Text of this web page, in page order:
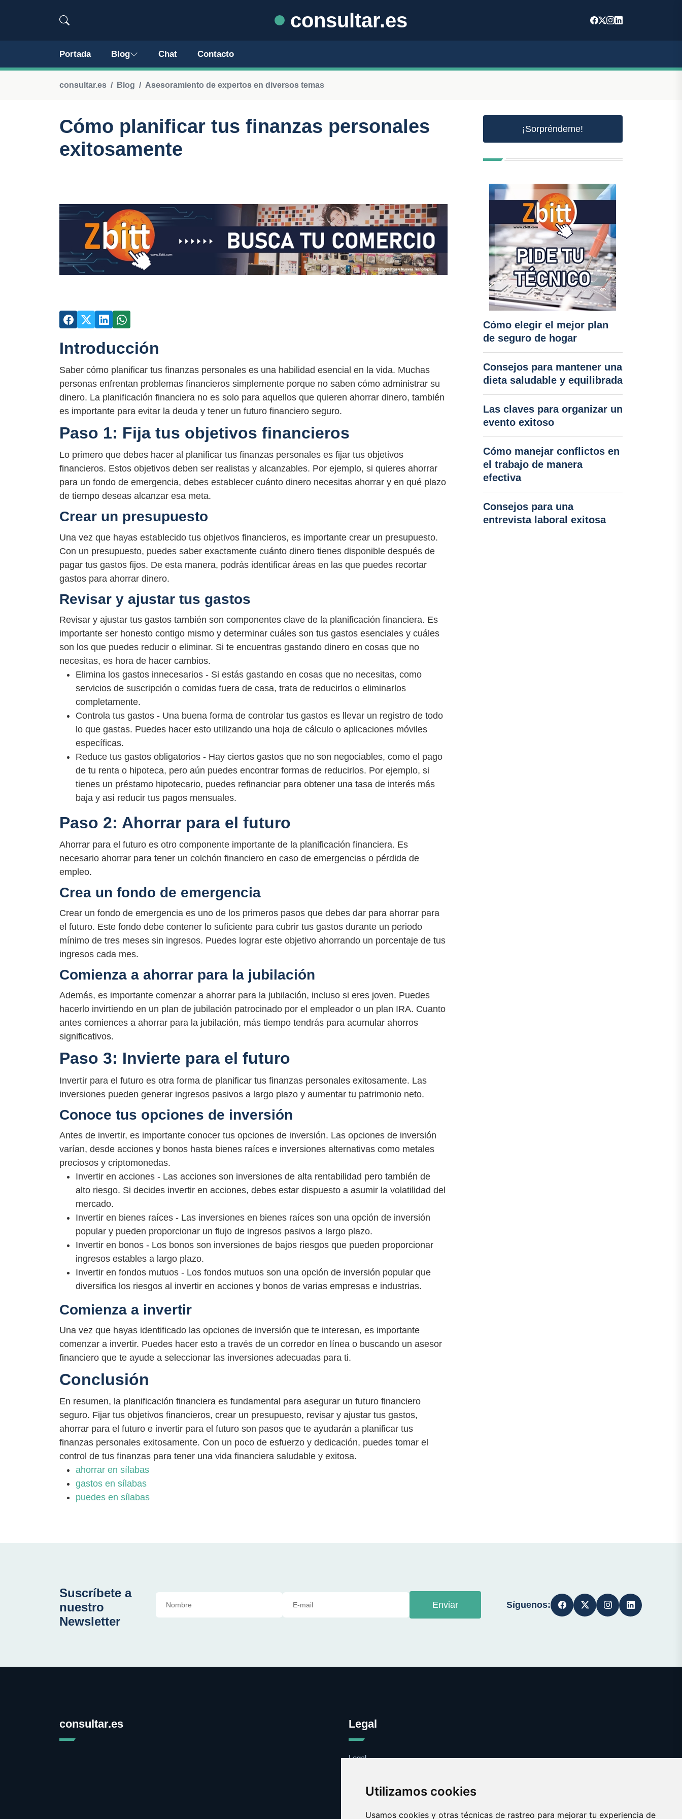
Utilizamos cookies
Usamos cookies y otras técnicas de rastreo para mejorar tu experiencia de
consultar.es
Portada Blog Chat Contacto
consultar.es Blog Asesoramiento de expertos en diversos temas
Cómo planificar tus finanzas personales
exitosamente
Introducción
Saber cómo planificar tus finanzas personales es una habilidad esencial en la vida. Muchas
personas enfrentan problemas financieros simplemente porque no saben cómo administrar su
dinero. La planificación financiera no es solo para aquellos que quieren ahorrar dinero, también
es importante para evitar la deuda y tener un futuro financiero seguro.
Paso 1: Fija tus objetivos financieros
Lo primero que debes hacer al planificar tus finanzas personales es fijar tus objetivos
financieros. Estos objetivos deben ser realistas y alcanzables. Por ejemplo, si quieres ahorrar
para un fondo de emergencia, debes establecer cuánto dinero necesitas ahorrar y en qué plazo
de tiempo deseas alcanzar esa meta.
Crear un presupuesto
Una vez que hayas establecido tus objetivos financieros, es importante crear un presupuesto.
Con un presupuesto, puedes saber exactamente cuánto dinero tienes disponible después de
pagar tus gastos fijos. De esta manera, podrás identificar áreas en las que puedes recortar
gastos para ahorrar dinero.
Revisar y ajustar tus gastos
Revisar y ajustar tus gastos también son componentes clave de la planificación financiera. Es
importante ser honesto contigo mismo y determinar cuáles son tus gastos esenciales y cuáles
son los que puedes reducir o eliminar. Si te encuentras gastando dinero en cosas que no
necesitas, es hora de hacer cambios.
Elimina los gastos innecesarios - Si estás gastando en cosas que no necesitas, como
servicios de suscripción o comidas fuera de casa, trata de reducirlos o eliminarlos
completamente.
Controla tus gastos - Una buena forma de controlar tus gastos es llevar un registro de todo
lo que gastas. Puedes hacer esto utilizando una hoja de cálculo o aplicaciones móviles
específicas.
Reduce tus gastos obligatorios - Hay ciertos gastos que no son negociables, como el pago
de tu renta o hipoteca, pero aún puedes encontrar formas de reducirlos. Por ejemplo, si
tienes un préstamo hipotecario, puedes refinanciar para obtener una tasa de interés más
baja y así reducir tus pagos mensuales.
Paso 2: Ahorrar para el futuro
Ahorrar para el futuro es otro componente importante de la planificación financiera. Es
necesario ahorrar para tener un colchón financiero en caso de emergencias o pérdida de
empleo.
Crea un fondo de emergencia
Crear un fondo de emergencia es uno de los primeros pasos que debes dar para ahorrar para
el futuro. Este fondo debe contener lo suficiente para cubrir tus gastos durante un periodo
mínimo de tres meses sin ingresos. Puedes lograr este objetivo ahorrando un porcentaje de tus
ingresos cada mes.
Comienza a ahorrar para la jubilación
Además, es importante comenzar a ahorrar para la jubilación, incluso si eres joven. Puedes
hacerlo invirtiendo en un plan de jubilación patrocinado por el empleador o un plan IRA. Cuanto
antes comiences a ahorrar para la jubilación, más tiempo tendrás para acumular ahorros
significativos.
Paso 3: Invierte para el futuro
Invertir para el futuro es otra forma de planificar tus finanzas personales exitosamente. Las
inversiones pueden generar ingresos pasivos a largo plazo y aumentar tu patrimonio neto.
Conoce tus opciones de inversión
Antes de invertir, es importante conocer tus opciones de inversión. Las opciones de inversión
varían, desde acciones y bonos hasta bienes raíces e inversiones alternativas como metales
preciosos y criptomonedas.
Invertir en acciones - Las acciones son inversiones de alta rentabilidad pero también de
alto riesgo. Si decides invertir en acciones, debes estar dispuesto a asumir la volatilidad del
mercado.
Invertir en bienes raíces - Las inversiones en bienes raíces son una opción de inversión
popular y pueden proporcionar un flujo de ingresos pasivos a largo plazo.
Invertir en bonos - Los bonos son inversiones de bajos riesgos que pueden proporcionar
ingresos estables a largo plazo.
Invertir en fondos mutuos - Los fondos mutuos son una opción de inversión popular que
diversifica los riesgos al invertir en acciones y bonos de varias empresas e industrias.
Comienza a invertir
Una vez que hayas identificado las opciones de inversión que te interesan, es importante
comenzar a invertir. Puedes hacer esto a través de un corredor en línea o buscando un asesor
financiero que te ayude a seleccionar las inversiones adecuadas para ti.
Conclusión
En resumen, la planificación financiera es fundamental para asegurar un futuro financiero
seguro. Fijar tus objetivos financieros, crear un presupuesto, revisar y ajustar tus gastos,
ahorrar para el futuro e invertir para el futuro son pasos que te ayudarán a planificar tus
finanzas personales exitosamente. Con un poco de esfuerzo y dedicación, puedes tomar el
control de tus finanzas para tener una vida financiera saludable y exitosa.
ahorrar en sílabas
gastos en sílabas
puedes en sílabas
¡Sorpréndeme!
Cómo elegir el mejor plan
de seguro de hogar
Consejos para mantener una
dieta saludable y equilibrada
Las claves para organizar un
evento exitoso
Cómo manejar conflictos en
el trabajo de manera
efectiva
Consejos para una
entrevista laboral exitosa
Suscríbete a
nuestro
Newsletter
Enviar Síguenos:
consultar.es Legal
Legal
Contacto